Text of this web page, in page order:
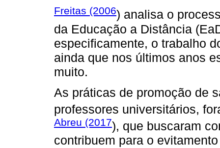
Freitas (2006) analisa o
da Educação a Distância
especificamente, o trabalho
ainda que nos últimos anos
muito.
As práticas de promoção de
professores universitários,
Abreu (2017), que buscaram
contribuem para o